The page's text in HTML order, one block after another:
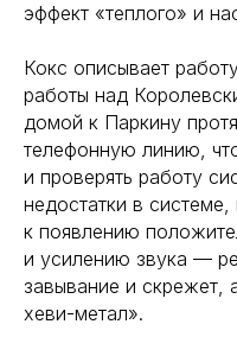
эффект «теплого» и
Кокс описывает
работы над
домой к Паркину
телефонную линию,
и проверять работу
недостатки в
к появлению
и усилению звука —
завывание и скрежет,
хеви-метал».